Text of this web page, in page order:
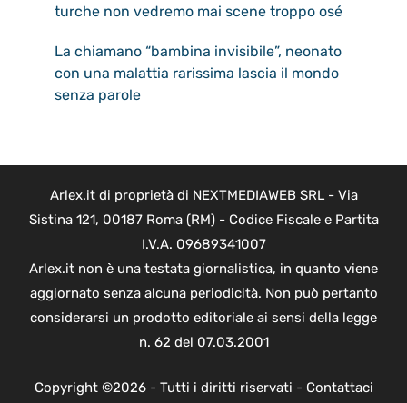
turche non vedremo mai scene troppo osé
La chiamano “bambina invisibile”, neonato
con una malattia rarissima lascia il mondo
senza parole
Arlex.it di proprietà di NEXTMEDIAWEB SRL - Via
Sistina 121, 00187 Roma (RM) - Codice Fiscale e Partita
I.V.A. 09689341007
Arlex.it non è una testata giornalistica, in quanto viene
aggiornato senza alcuna periodicità. Non può pertanto
considerarsi un prodotto editoriale ai sensi della legge
n. 62 del 07.03.2001
Copyright ©2026 - Tutti i diritti riservati - Contattaci